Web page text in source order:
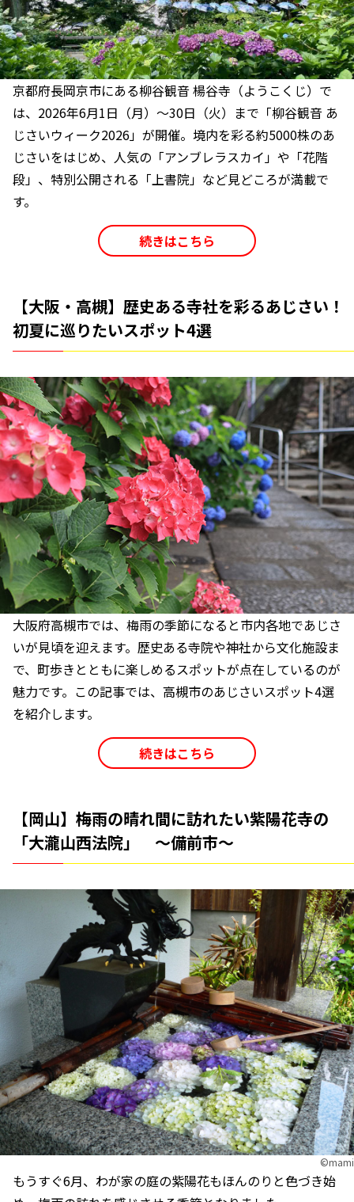
京都府長岡京市にある柳谷観音 楊谷寺（ようこくじ）で
は、2026年6月1日（月）～30日（火）まで「柳谷観音 あ
じさいウィーク2026」が開催。境内を彩る約5000株のあ
じさいをはじめ、人気の「アンブレラスカイ」や「花階
段」、特別公開される「上書院」など見どころが満載で
す。
続きはこちら
【大阪・高槻】歴史ある寺社を彩るあじさい！
初夏に巡りたいスポット4選
大阪府高槻市では、梅雨の季節になると市内各地であじさ
いが見頃を迎えます。歴史ある寺院や神社から文化施設ま
で、町歩きとともに楽しめるスポットが点在しているのが
魅力です。この記事では、高槻市のあじさいスポット4選
を紹介します。
続きはこちら
【岡山】梅雨の晴れ間に訪れたい紫陽花寺の
「大瀧山西法院」 ～備前市～
©︎mami
もうすぐ6月、わが家の庭の紫陽花もほんのりと色づき始